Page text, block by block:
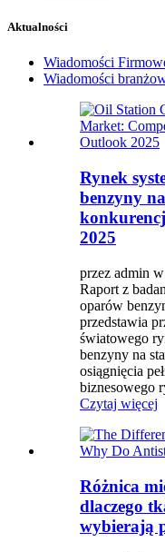
Aktualności
Wiadomości
Wiadomości
Rynek
benzyny
2025
przez admin
Raport z
oparów
przedstawia
światowego
benzyny na
osiągnięcia
biznesowego
Czytaj więcej
Różnica
dlaczego
wybierają